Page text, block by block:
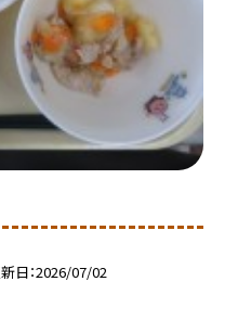
日 2026/07/02